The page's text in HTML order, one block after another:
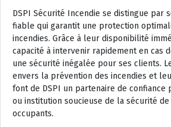
DSPI Sécurité Incendie se distingue par
fiable qui garantit une protection
incendies. Grâce à leur disponibilité
capacité à intervenir rapidement en cas
une sécurité inégalée pour ses clients.
envers la prévention des incendies et
font de DSPI un partenaire de
ou institution soucieuse de la sécurité
occupants.